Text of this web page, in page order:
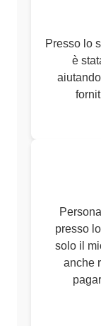
Presso lo
è
presso
solo il
anche